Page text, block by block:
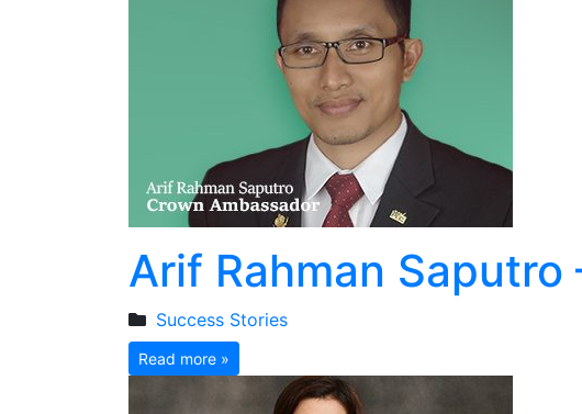
Arif Rahman
Success Stories
Read more »